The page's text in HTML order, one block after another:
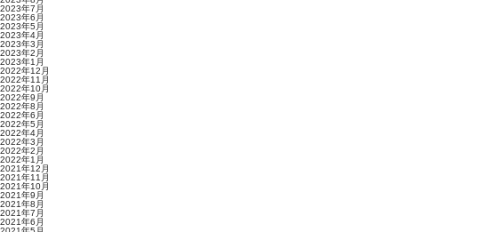
2023年7月
2023年6月
2023年5月
2023年4月
2023年3月
2023年2月
2023年1月
2022年12月
2022年11月
2022年10月
2022年9月
2022年8月
2022年6月
2022年5月
2022年4月
2022年3月
2022年2月
2022年1月
2021年12月
2021年11月
2021年10月
2021年9月
2021年8月
2021年7月
2021年6月